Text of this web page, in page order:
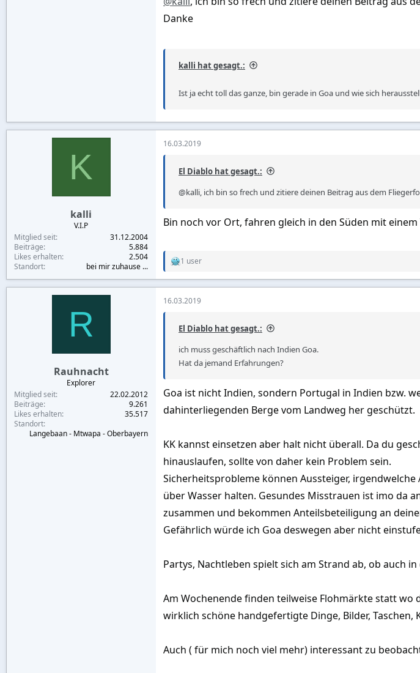
Danke
kalli hat gesagt.:
Ist ja echt toll das ganze, bin gerade in Goa und wie sich
K
kalli
V.I.P
Mitglied seit
31.12.2004
Beiträge
5.884
Likes erhalten
2.504
Standort
bei mir zuhause ...
16.03.2019
El Diablo hat gesagt.:
@kalli, ich bin so frech und zitiere deinen Beitrag aus dem
Bin noch vor Ort, fahren gleich in den Süden mit
R
t
1 user
R
Rauhnacht
Explorer
Mitglied seit
22.02.2012
Beiträge
9.261
Likes erhalten
35.517
Standort
Langebaan - Mtwapa - Oberbayern
16.03.2019
El Diablo hat gesagt.:
ich muss geschäftlich nach Indien Goa.
Hat da jemand Erfahrungen?
Goa ist nicht Indien, sondern Portugal in Indien bzw.
dahinterliegenden Berge vom Landweg her geschützt.
KK kannst einsetzen aber halt nicht überall. Da du
hinauslaufen, sollte von daher kein Problem sein.
Sicherheitsprobleme können Aussteiger,
über Wasser halten. Gesundes Misstrauen ist imo da
zusammen und bekommen Anteilsbeteiligung an
Gefährlich würde ich Goa deswegen aber nicht
Partys, Nachtleben spielt sich am Strand ab, ob auch
Am Wochenende finden teilweise Flohmärkte statt wo
wirklich schöne handgefertigte Dinge, Bilder, Taschen,
Auch ( für mich noch viel mehr) interessant zu